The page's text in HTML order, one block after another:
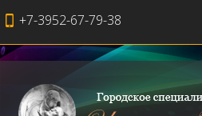
+7-3952-67-79-38